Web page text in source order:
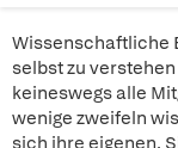
Wissenschaftliche
selbst zu
keineswegs alle
wenige zweifeln
sich ihre eigenen.